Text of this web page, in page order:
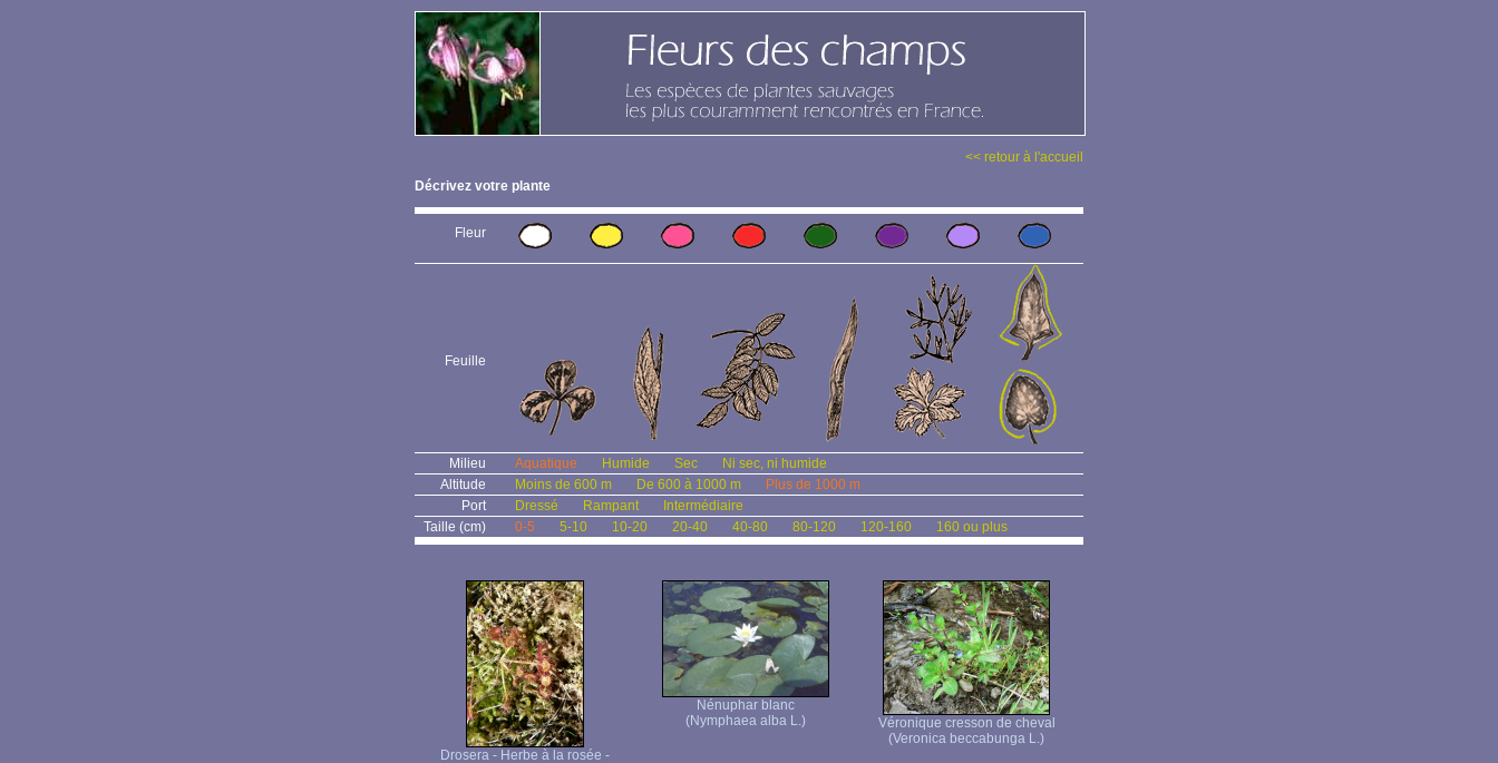
<< retour à l'accueil
Décrivez votre plante
Fleur
Feuille
Milieu Aquatique Humide Sec
Ni sec, ni humide
Altitude
Moins de 600 m De 600 à 1000 m
Plus de 1000 m
Port
Dressé Rampant
Intermédiaire
Taille (cm)
0-5 5-10 10-20 20-40 40-80 80-120 120-160 160 ou plus
Drosera - Herbe à la rosée -
Nénuphar blanc
(Nymphaea alba L.)
Véronique cresson de cheval
(Veronica beccabunga L.)